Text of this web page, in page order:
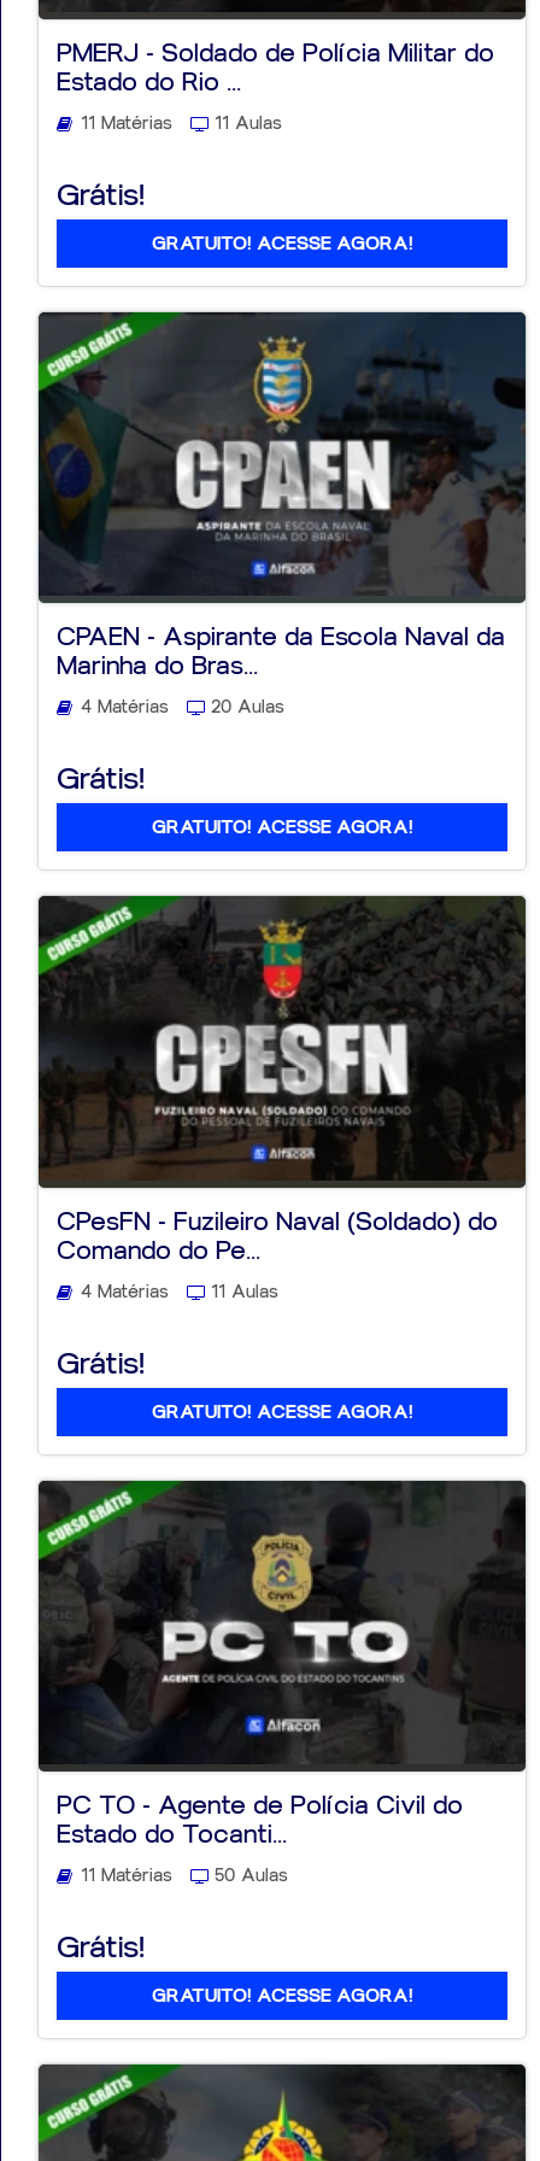
Aprovados
Notícias
AO
GRATUITAS!
PMERJ - Soldado de Polícia Militar do
Estado do Rio ...
11 Matérias 11 Aulas
Grátis!
GRATUITO! ACESSE AGORA!
CPAEN - Aspirante da Escola Naval da
Marinha do Bras...
4 Matérias 20 Aulas
Grátis!
GRATUITO! ACESSE AGORA!
CPesFN - Fuzileiro Naval (Soldado) do
Comando do Pe...
4 Matérias 11 Aulas
Grátis!
GRATUITO! ACESSE AGORA!
PC TO - Agente de Polícia Civil do
Estado do Tocanti...
11 Matérias 50 Aulas
Grátis!
GRATUITO! ACESSE AGORA!